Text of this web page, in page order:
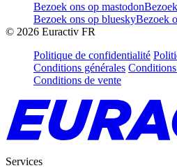
Bezoek ons op mastodon
Bezoek ons op blueskyBezoek
© 2026 Euractiv FR
Politique de confidentialité
Conditions générales
Conditions de vente
Services